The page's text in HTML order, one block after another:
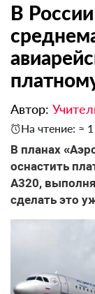
В России
Автор:
На чтение: ≈
В планах
оснастить
A320,
сделать это